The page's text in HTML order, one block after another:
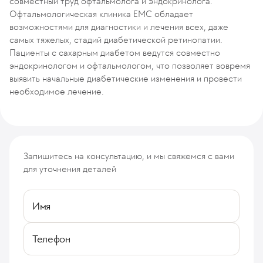
Офтальмологическая клиника ЕМС обладает
возможностями для диагностики и лечения всех, даже
самых тяжелых, стадий диабетической ретинопатии.
Пациенты с сахарным диабетом ведутся совместно
эндокринологом и офтальмологом, что позволяет вовремя
выявить начальные диабетические изменения и провести
необходимое лечение.
Запишитесь на консультацию, и мы свяжемся с вами
для уточнения деталей
Имя
Телефон